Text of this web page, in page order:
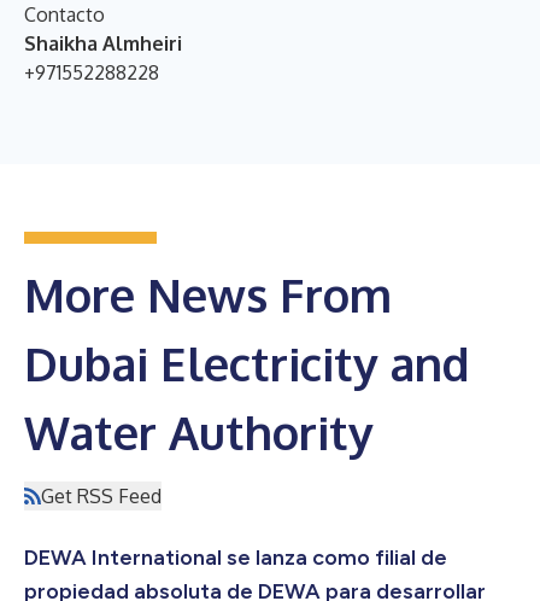
Contacto
Shaikha Almheiri
+971552288228
More News From
Dubai Electricity and
Water Authority
Get RSS Feed
DEWA International se lanza como filial de
propiedad absoluta de DEWA para desarrollar